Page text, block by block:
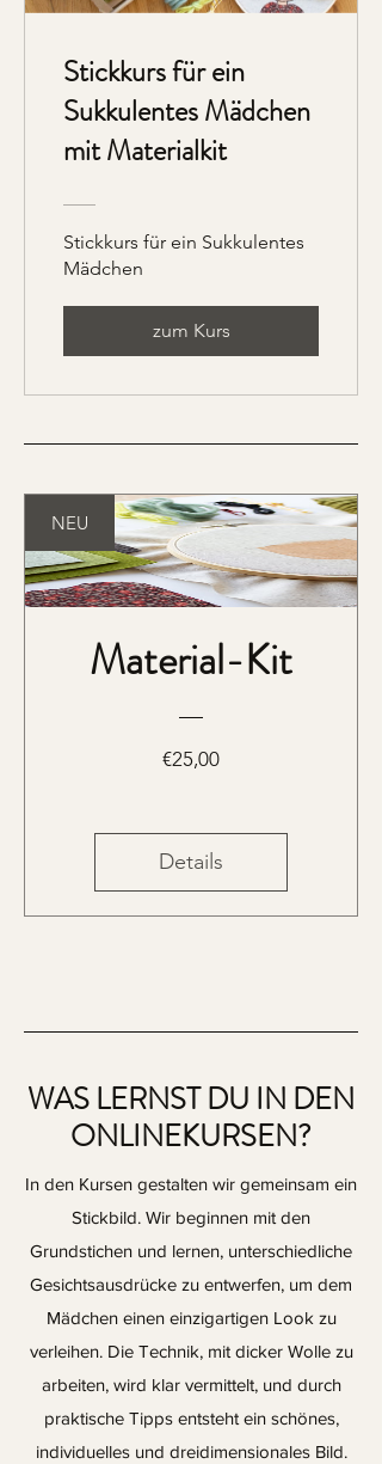
Stickkurs für ein
Sukkulentes Mädchen
mit Materialkit
Stickkurs für ein Sukkulentes
Mädchen
zum Kurs
NEU
Material-Kit
€25,00Preis
Details
WAS LERNST DU IN DEN
ONLINEKURSEN?
In den Kursen gestalten wir gemeinsam ein
Stickbild. Wir beginnen mit den
Grundstichen und lernen, unterschiedliche
Gesichtsausdrücke zu entwerfen, um dem
Mädchen einen einzigartigen Look zu
verleihen. Die Technik, mit dicker Wolle zu
arbeiten, wird klar vermittelt, und durch
praktische Tipps entsteht ein schönes,
individuelles und dreidimensionales Bild.